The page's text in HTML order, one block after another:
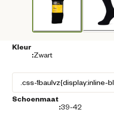
Kleur
:Zwart
Schoenmaat
:39-42